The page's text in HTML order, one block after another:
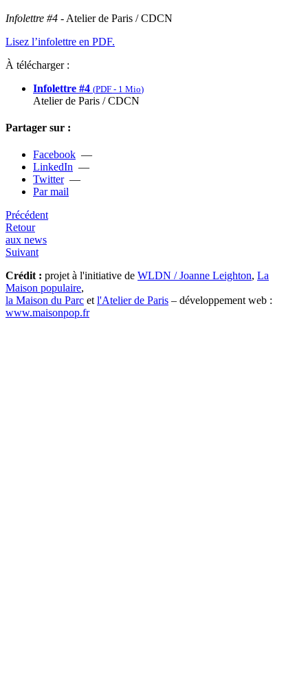
Infolettre #4 - Atelier de Paris / CDCN
Lisez l’info­let­tre en PDF.
À télécharger :
Infolettre #4 (PDF - 1 Mio)
Atelier de Paris / CDCN
Partager sur :
Facebook —
LinkedIn —
Twitter—
Par mail
Précédent
Retour
aux news
Suivant
Crédit : projet à l'initiative de WLDN / Joanne Leighton, La
Maison populaire,
la Maison du Parc etl'Atelier de Paris – développement web :
www.maisonpop.fr